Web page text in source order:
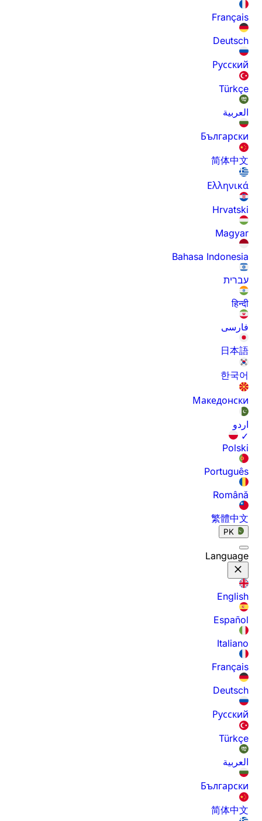
Français
Deutsch
Русский
Türkçe
العربية
Български
简体中文
Ελληνικά
Hrvatski
Magyar
Bahasa Indonesia
עברית
हिन्दी
فارسی
日本語
한국어
Македонски
اردو
✓
Polski
Português
Română
繁體中文
PK
Language
English
Español
Italiano
Français
Deutsch
Русский
Türkçe
العربية
Български
简体中文